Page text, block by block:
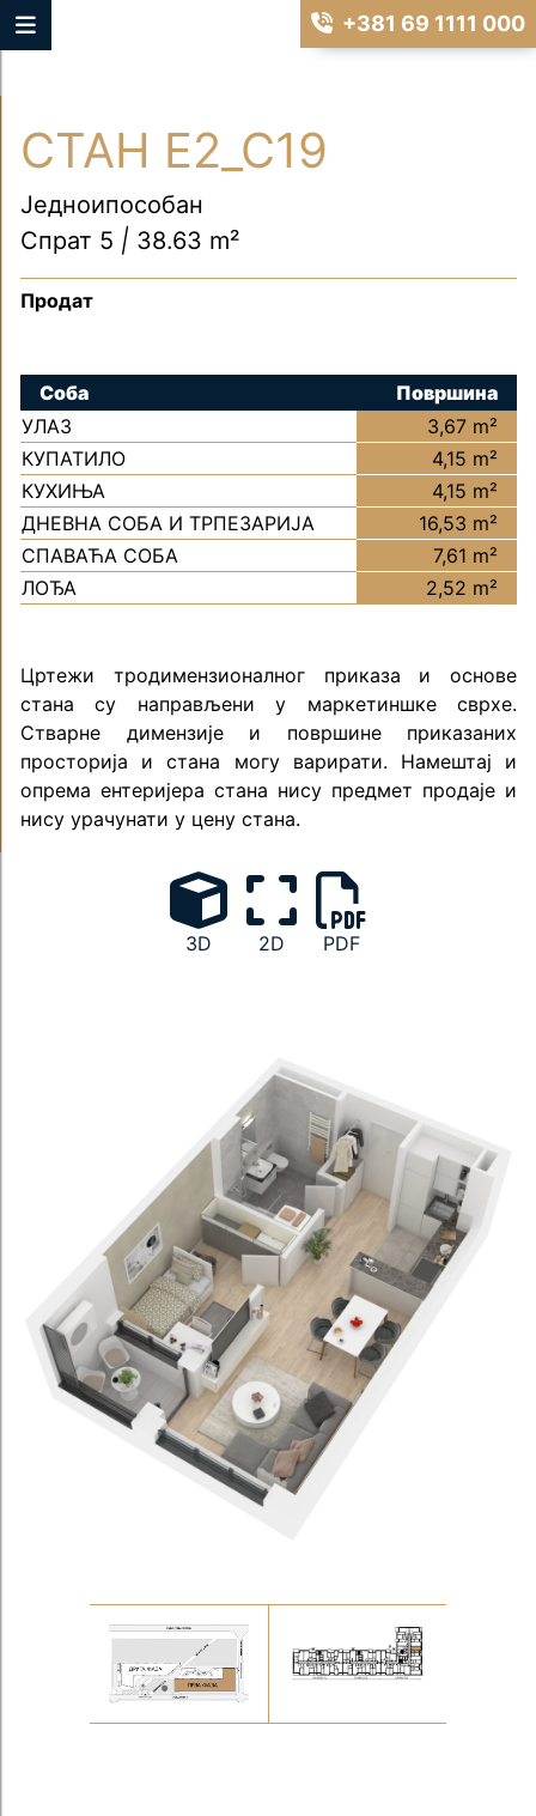
+381 69 1111 000
3D 2D PDF
СТАН Е2_С19
Једноипособан
Спрат 5 | 38.63 m²
Продат
Соба
Површина
УЛАЗ
3,67 m²
КУПАТИЛО
4,15 m²
КУХИЊА
4,15 m²
ДНЕВНА СОБА И ТРПЕЗАРИЈА
16,53 m²
СПАВАЋА СОБА
7,61 m²
ЛОЂА
2,52 m²
Цртежи тродимензионалног приказа и основе
стана су направљени у маркетиншке сврхе.
Стварне димензије и површине приказаних
просторија и стана могу варирати. Намештај и
опрема ентеријера стана нису предмет продаје и
нису урачунати у цену стана.